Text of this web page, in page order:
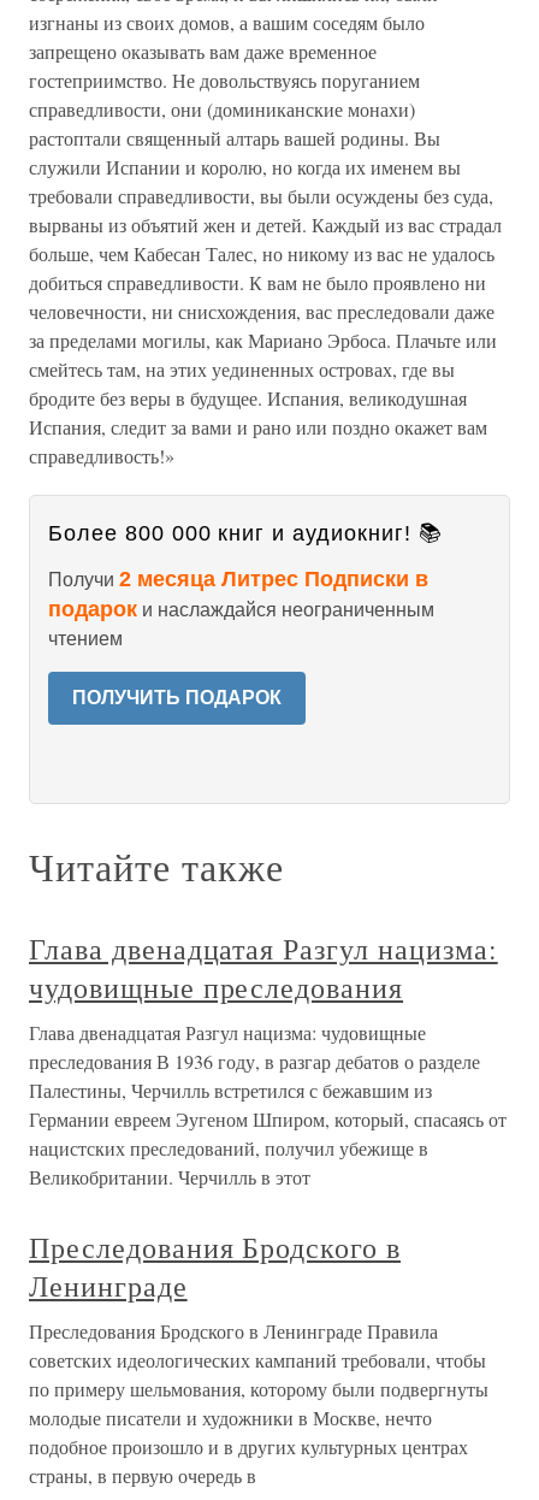
изгнаны из своих домов, а вашим соседям было
запрещено оказывать вам даже временное
гостеприимство. Не довольствуясь поруганием
справедливости, они (доминиканские монахи)
растоптали священный алтарь вашей родины. Вы
служили Испании и королю, но когда их именем вы
требовали справедливости, вы были осуждены без суда,
вырваны из объятий жен и детей. Каждый из вас страдал
больше, чем Кабесан Талес, но никому из вас не удалось
добиться справедливости. К вам не было проявлено ни
человечности, ни снисхождения, вас преследовали даже
за пределами могилы, как Мариано Эрбоса. Плачьте или
смейтесь там, на этих уединенных островах, где вы
бродите без веры в будущее. Испания, великодушная
Испания, следит за вами и рано или поздно окажет вам
справедливость!»
Более 800 000 книг и аудиокниг! 📚
Получи 2 месяца Литрес Подписки в
подарок и наслаждайся неограниченным
чтением
ПОЛУЧИТЬ ПОДАРОК
Читайте также
Глава двенадцатая Разгул нацизма:
чудовищные преследования
Глава двенадцатая Разгул нацизма: чудовищные
преследования В 1936 году, в разгар дебатов о разделе
Палестины, Черчилль встретился с бежавшим из
Германии евреем Эугеном Шпиром, который, спасаясь от
нацистских преследований, получил убежище в
Великобритании. Черчилль в этот
Преследования Бродского в
Ленинграде
Преследования Бродского в Ленинграде Правила
советских идеологических кампаний требовали, чтобы
по примеру шельмования, которому были подвергнуты
молодые писатели и художники в Москве, нечто
подобное произошло и в других культурных центрах
страны, в первую очередь в